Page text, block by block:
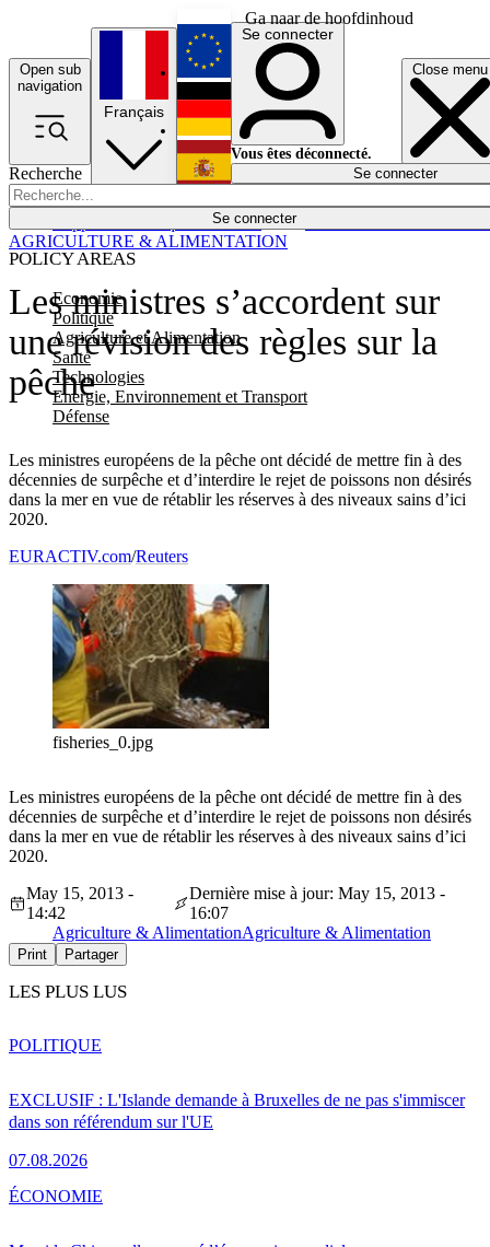
Ga naar de hoofdinhoud
Open sub
navigation
Close menu
Recherche
Se connecter
POLICY AREAS
Economie
Politique
Agriculture et Alimentation
Santé
Technologies
Energie, Environnement et Transport
Défense
Économie
Français
English
Deutsch
Español
Se connecter
Vous êtes déconnecté.
Se connecter
Les ministres s’accordent sur
une révision des règles sur la
pêche
Les ministres européens de la pêche ont décidé de mettre fin à des
décennies de surpêche et d’interdire le rejet de poissons non désirés
dans la mer en vue de rétablir les réserves à des niveaux sains d’ici
2020.
AGRICULTURE & ALIMENTATION
EURACTIV.com/Reuters
fisheries_0.jpg
Les ministres européens de la pêche ont décidé de mettre fin à des
décennies de surpêche et d’interdire le rejet de poissons non désirés
dans la mer en vue de rétablir les réserves à des niveaux sains d’ici
2020.
May 15, 2013 -
14:42
Dernière mise à jour: May 15, 2013 -
16:07
Agriculture & AlimentationAgriculture & Alimentation
Print Partager
LES PLUS LUS
EXCLUSIF : L'Islande demande à Bruxelles de ne pas s'immiscer
dans son référendum sur l'UE
07.08.2026
POLITIQUE
ÉCONOMIE